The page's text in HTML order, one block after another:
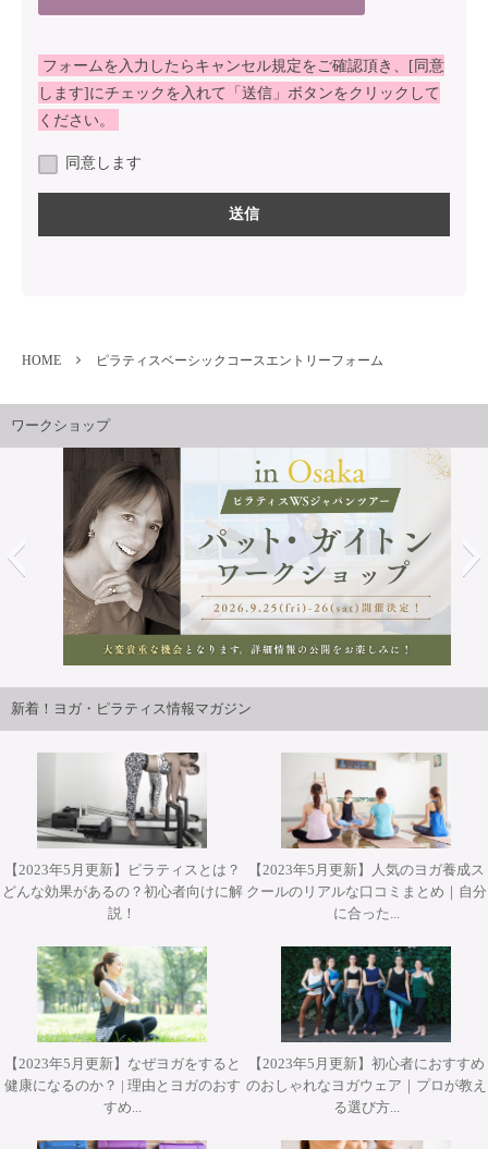
フォームを入力したらキャンセル規定をご確認頂き、[同意
します]にチェックを入れて「送信」ボタンをクリックして
ください。
同意します
HOME ピラティスベーシックコースエントリーフォーム
ワークショップ
ジャパンツアーin大阪 開催決定！！
2026年9月25日・26日開講 パット・ガイトンピラティス
WSジャパンツアーin大阪 ”Pat Guyton Pilates Special
Summer Lab【対面】
2026年9月25日・26日開講 パット・ガイトンピラティス
WSジャパンツアーin大阪 ”Pat Guyton Pilates Special
Summer Lab マットクラス【対面・オンライン(ア－カイブ
視聴あり）】
2026年10月12日(月・祝)開催 Misa先生によるワークショッ
プ『エクササイズを分解して理解する オ－プンレッグロッ
カ－＆ティ－ザ－』【対面】
2026年10月31日(土)開催 YT２００短期集中養成コース・
ヨガアドバンス養成コース担当講師 武井典子先生による
ワークショップ『シヴァナンダヨガ 3時間プラクティス』
2026年11月28日(土)&29(日)開催 柳本和也先生 Special
Workshop 2Days【対面】
新着！ヨガ・ピラティス情報マガジン
【2023年5月更新】ピラティスとは？
どんな効果があるの？初心者向けに解
説！
【2023年5月更新】人気のヨガ養成ス
クールのリアルな口コミまとめ｜自分
に合った...
【2023年5月更新】なぜヨガをすると
健康になるのか？ | 理由とヨガのおす
すめ...
【2023年5月更新】初心者におすすめ
のおしゃれなヨガウェア｜プロが教え
る選び方...